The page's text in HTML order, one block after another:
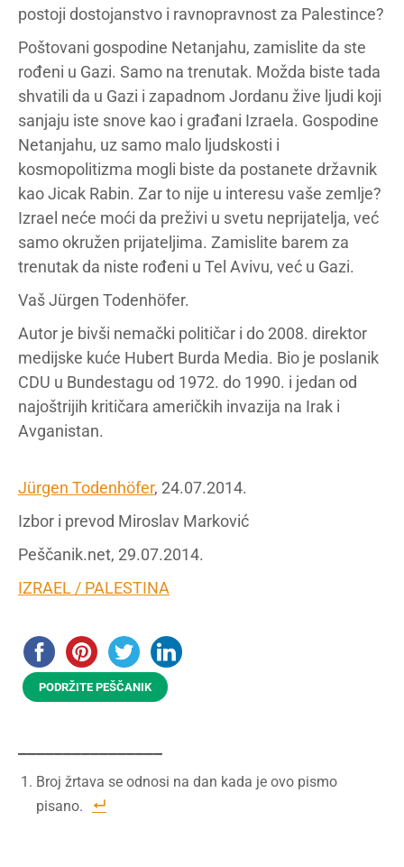
postoji dostojanstvo i ravnopravnost za Palestince?
Poštovani gospodine Netanjahu, zamislite da ste
rođeni u Gazi. Samo na trenutak. Možda biste tada
shvatili da u Gazi i zapadnom Jordanu žive ljudi koji
sanjaju iste snove kao i građani Izraela. Gospodine
Netanjahu, uz samo malo ljudskosti i
kosmopolitizma mogli biste da postanete državnik
kao Jicak Rabin. Zar to nije u interesu vaše zemlje?
Izrael neće moći da preživi u svetu neprijatelja, već
samo okružen prijateljima. Zamislite barem za
trenutak da niste rođeni u Tel Avivu, već u Gazi.
Vaš Jürgen Todenhöfer.
Autor je bivši nemački političar i do 2008. direktor
medijske kuće Hubert Burda Media. Bio je poslanik
CDU u Bundestagu od 1972. do 1990. i jedan od
najoštrijih kritičara američkih invazija na Irak i
Avganistan.
Jürgen Todenhöfer, 24.07.2014.
Izbor i prevod Miroslav Marković
Peščanik.net, 29.07.2014.
IZRAEL / PALESTINA
PODRŽITE PEŠČANIK
Broj žrtava se odnosi na dan kada je ovo pismo
pisano.